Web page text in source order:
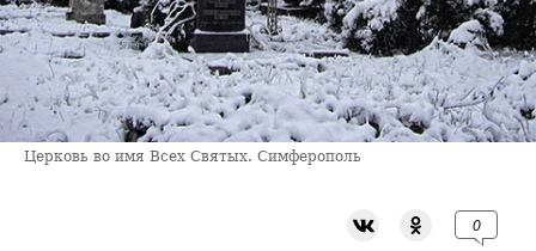
Церковь во имя Всех Святых. Симферополь
0